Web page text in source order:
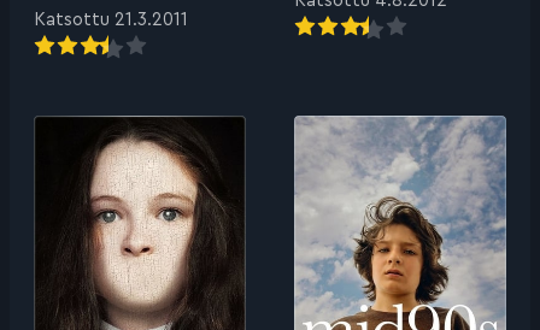
Katsottu 21.3.2011